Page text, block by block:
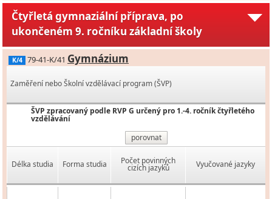
Čtyřletá gymnaziální příprava, po
ukončeném 9. ročníku základní školy
K/4 79-41-K/41 Gymnázium
Zaměření nebo Školní vzdělávací program (ŠVP)
ŠVP zpracovaný podle RVP G určený pro 1.-4. ročník čtyřletého
vzdělávání
porovnat
Délka studia Forma studia Počet povinných
cizích jazyků Vyučované jazyky